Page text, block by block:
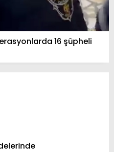
16 şüpheli